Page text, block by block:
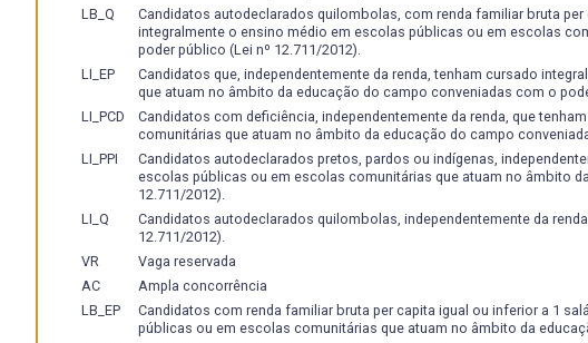
LB_Q
Candidatos autodeclarados quilombolas, com renda familiar bruta
integralmente o ensino médio em escolas públicas ou em escolas
poder público (Lei nº 12.711/2012).
LI_EP
Candidatos que, independentemente da renda, tenham cursado
que atuam no âmbito da educação do campo conveniadas com o
LI_PCD
Candidatos com deficiência, independentemente da renda, que
comunitárias que atuam no âmbito da educação do campo
LI_PPI
Candidatos autodeclarados pretos, pardos ou indígenas,
escolas públicas ou em escolas comunitárias que atuam no âmbito
12.711/2012).
LI_Q
Candidatos autodeclarados quilombolas, independentemente da
12.711/2012).
VR
Vaga reservada
AC
Ampla concorrência
LB_EP
Candidatos com renda familiar bruta per capita igual ou inferior a 1
públicas ou em escolas comunitárias que atuam no âmbito da